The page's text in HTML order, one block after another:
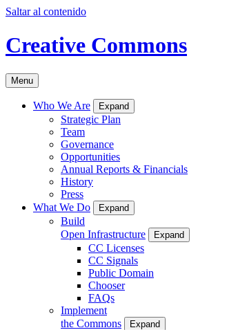
Saltar al contenido
Creative Commons
Menu
Who We Are Expand
Strategic Plan
Team
Governance
Opportunities
Annual Reports & Financials
History
Press
What We Do
Expand
Build
Open Infrastructure
Expand
CC Licenses
CC Signals
Public Domain
Chooser
FAQs
Implement
the Commons
Expand